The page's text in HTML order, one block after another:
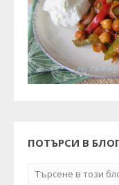
ПОТЪРСИ В